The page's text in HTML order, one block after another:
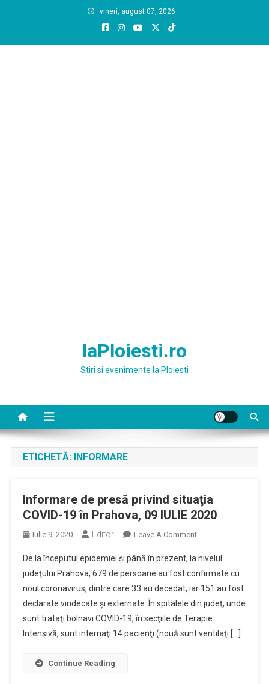
vineri, august 07, 2026
laPloiesti.ro
Stiri si evenimente la Ploiesti
ETICHETĂ: INFORMARE
Informare de presă privind situaţia
COVID-19 în Prahova, 09 IULIE 2020
Iulie 9, 2020 Editor Leave A CommentOn
De
Presă
Privind
Situaţia
COVID-
19
De la începutul epidemiei şi până în prezent, la nivelul
judeţului Prahova, 679 de persoane au fost confirmate cu
noul coronavirus, dintre care 33 au decedat, iar 151 au fost
declarate vindecate şi externate. În spitalele din judeţ, unde
sunt trataţi bolnavi COVID-19, în secţiile de Terapie
Intensivă, sunt internaţi 14 pacienţi (nouă sunt ventilaţi […]
Continue Reading